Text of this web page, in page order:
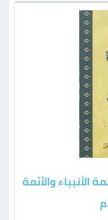
والأئمة